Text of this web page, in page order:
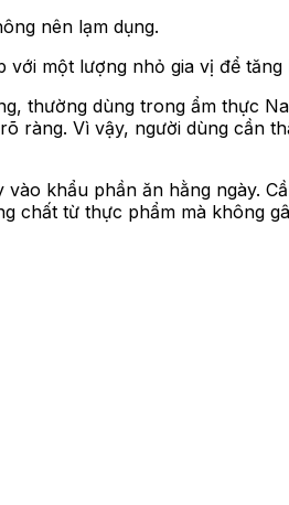
nên lạm dụng.
một lượng nhỏ gia vị để tăng
thường dùng trong ẩm thực
ràng. Vì vậy, người dùng cần
khẩu phần ăn hằng ngày.
chất từ thực phẩm mà không